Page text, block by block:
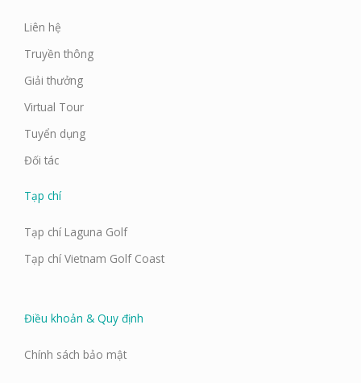
Liên hệ
Truyền thông
Giải thưởng
Virtual Tour
Tuyển dụng
Đối tác
Tạp chí
Tạp chí Laguna Golf
Tạp chí Vietnam Golf Coast
Điều khoản & Quy định
Chính sách bảo mật